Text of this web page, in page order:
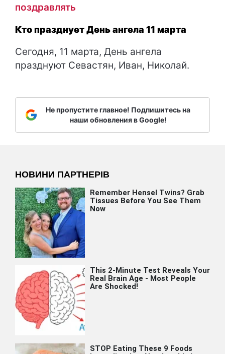
поздравлять
Кто празднует День ангела 11 марта
Сегодня, 11 марта, День ангела
празднуют Севастян, Иван, Николай.
Не пропустите главное! Подпишитесь на
наши обновления в Google!